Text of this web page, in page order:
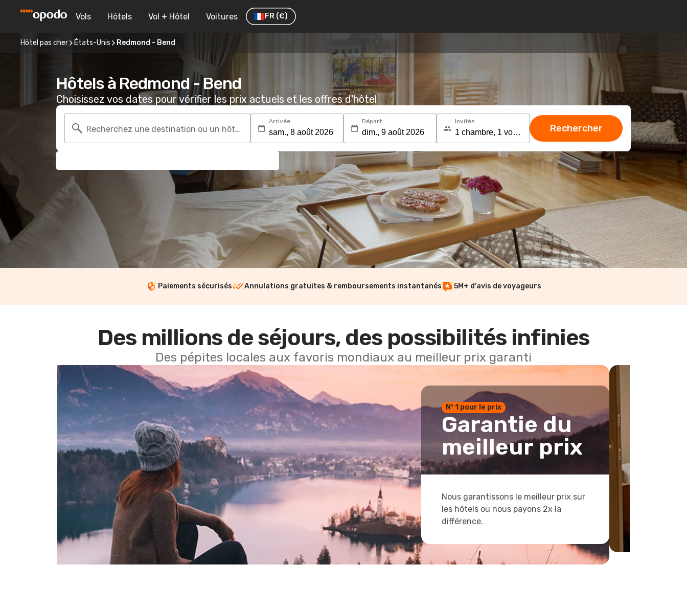
Vols Hôtels Vol + Hôtel Voitures FR (€)
Hôtel pas cher États-Unis Redmond - Bend
Hôtels à Redmond - Bend
Choisissez vos dates pour vérifier les prix actuels et les offres d'hôtel
Recherchez une destination ou un hôtel
Arrivée Départ Invités
Rechercher
Paiements sécurisés Annulations gratuites & remboursements instantanés 5M+ d'avis de voyageurs
Des millions de séjours, des possibilités infinies
Des pépites locales aux favoris mondiaux au meilleur prix garanti
Nº 1 pour le prix
Garantie du
meilleur prix
Nous garantissons le meilleur prix sur
les hôtels ou nous payons 2x la
différence.